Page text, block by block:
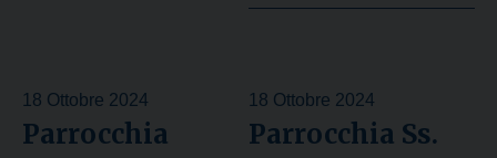
18 Ottobre 2024
Parrocchia
18 Ottobre 2024
Parrocchia Ss.